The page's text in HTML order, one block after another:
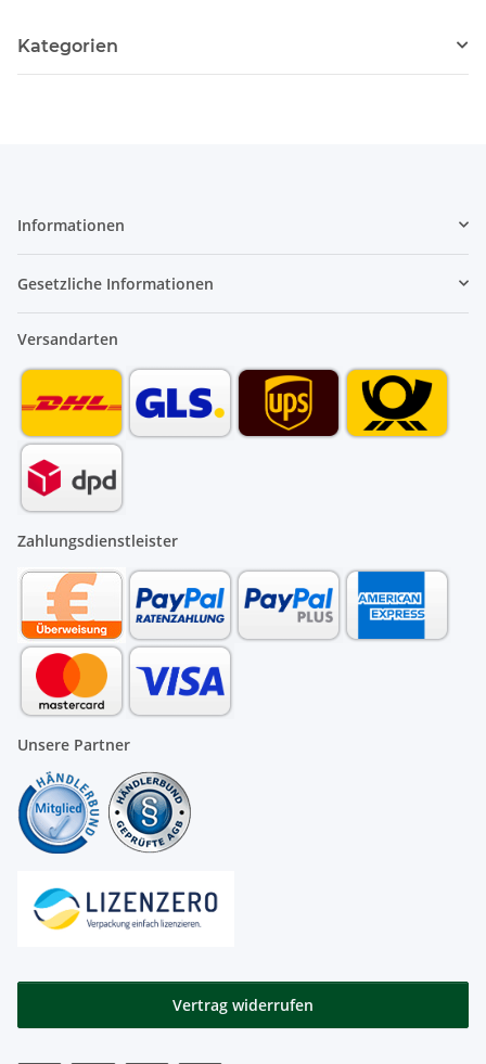
Kategorien
Informationen
Gesetzliche Informationen
Versandarten
Zahlungsdienstleister
Unsere Partner
Vertrag widerrufen